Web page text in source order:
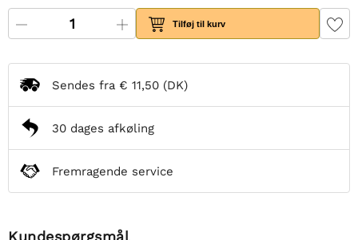
Tilføj til kurv
Sendes fra € 11,50 (DK)
30 dages afkøling
Fremragende service